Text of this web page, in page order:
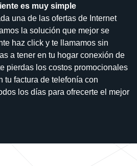
es muy simple
una de las ofertas de Internet
la solución que mejor se
haz click y te llamamos sin
a tener en tu hogar conexión de
pierdas los costos promocionales
tu factura de telefonía con
los días para ofrecerte el mejor